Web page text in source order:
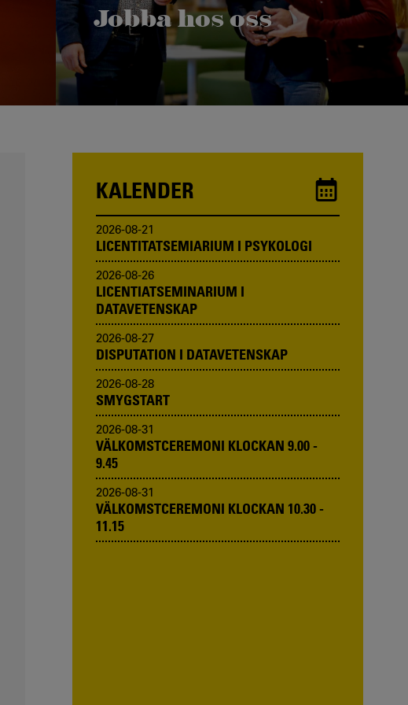
Jobba hos oss
Karlstads universitet växer och vi vill bli ännu fler!
Vill du bli en av oss?
KALENDER
2026-08-21
LICENTITATSEMIARIUM I PSYKOLOGI
2026-08-26
LICENTIATSEMINARIUM I
DATAVETENSKAP
2026-08-27
DISPUTATION I DATAVETENSKAP
2026-08-28
SMYGSTART
2026-08-31
VÄLKOMSTCEREMONI KLOCKAN 9.00 -
9.45
2026-08-31
VÄLKOMSTCEREMONI KLOCKAN 10.30 -
11.15